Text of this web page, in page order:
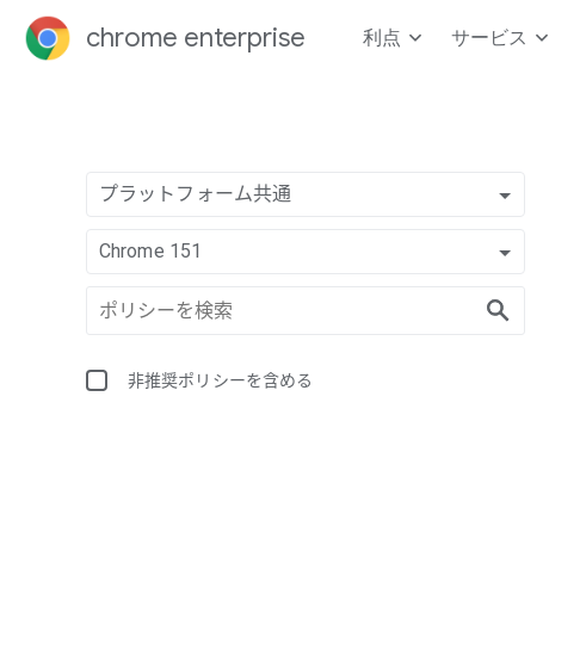
chrome enterprise 利点 サービス
プラットフォーム共通
Chrome 151
非推奨ポリシーを含める